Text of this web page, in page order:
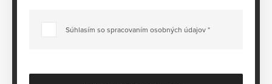
Súhlasím so spracovaním osobných údajov *